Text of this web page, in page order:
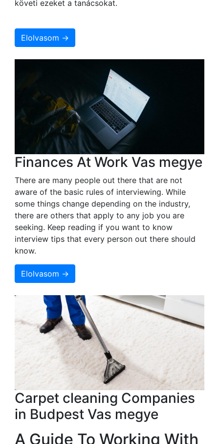
követi ezeket a tanácsokat.
Elolvasom →
Finances At Work Vas megye
There are many people out there that are not
aware of the basic rules of interviewing. While
some things change depending on the industry,
there are others that apply to any job you are
seeking. Keep reading if you want to know
interview tips that every person out there should
know.
Elolvasom →
Carpet cleaning Companies
in Budpest Vas megye
A Guide To Working With